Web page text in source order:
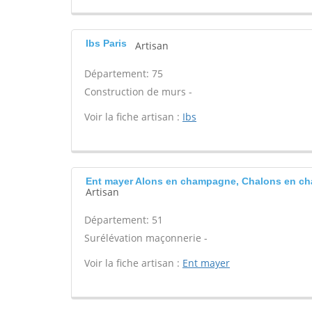
Ibs Paris Artisan
Département: 75
Construction de murs -
Voir la fiche artisan : Ibs
Ent mayer Alons en champagne, Chalons en
Artisan
Département: 51
Surélévation maçonnerie -
Voir la fiche artisan : Ent mayer